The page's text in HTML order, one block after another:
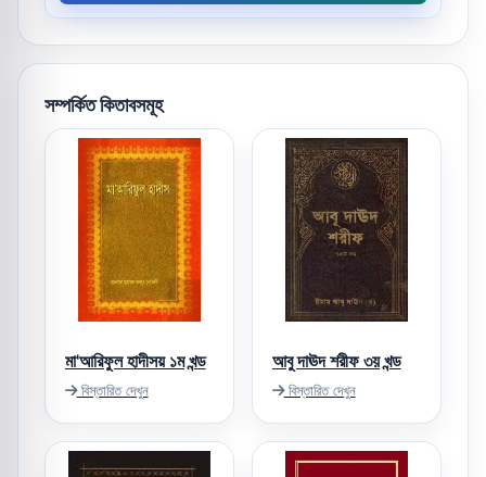
সম্পর্কিত কিতাবসমূহ
মা'আরিফুল হাদীসয় ১ম খন্ড
বিস্তারিত দেখুন
আবু দাঊদ শরীফ ৩য় খন্ড
বিস্তারিত দেখুন